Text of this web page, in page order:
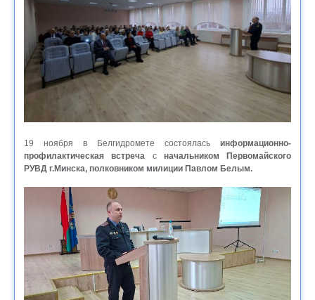
19 ноября в Белгидромете состоялась информационно-
профилактическая встреча с начальником Первомайского
РУВД г.Минска, полковником милиции Павлом Белым.